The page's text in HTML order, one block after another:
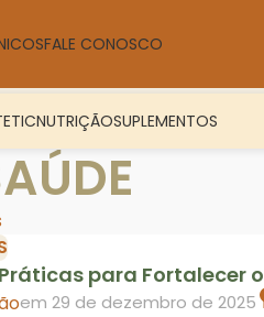
FALE CONOSCO
NUTRIÇÃOSUPLEMENTOS
para Fortalecer
em 29 de dezembro de 2025